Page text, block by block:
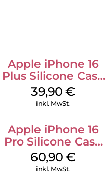
Apple iPhone 16
Plus Silicone Case
MagSafe Plum
39,90€
inkl. MwSt.
Apple iPhone 16
Pro Silicone Case
MagSafe Stone
Gray
60,90€
inkl. MwSt.